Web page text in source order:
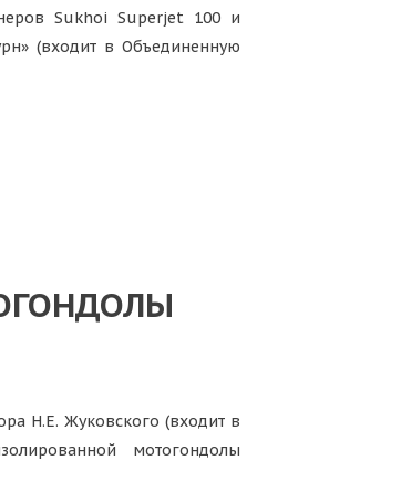
Sukhoi Superjet 100 и
(входит в Объединенную
Н.Е. Жуковского (входит в
мотогондолы